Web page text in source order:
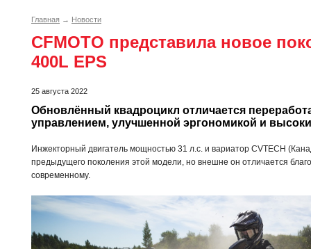
Главная → Новости
CFMOTO представила новое
400L EPS
25 августа 2022
Обновлённый квадроцикл отличается
управлением, улучшенной эргономикой и
Инжекторный двигатель мощностью 31 л.с. и вариатор CVTECH
предыдущего поколения этой модели, но внешне он отличается
современному.